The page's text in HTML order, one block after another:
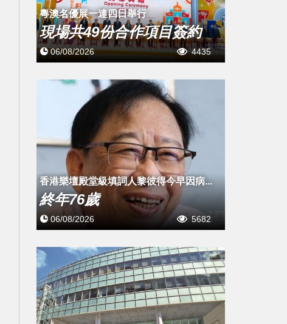
粵澳名優展一連四日舉行
現場共49份合作項目簽約
06/08/2026 4435
​香港樂壇殿堂級填詞人黎彼得今早因病...
終年76歲
06/08/2026 5682